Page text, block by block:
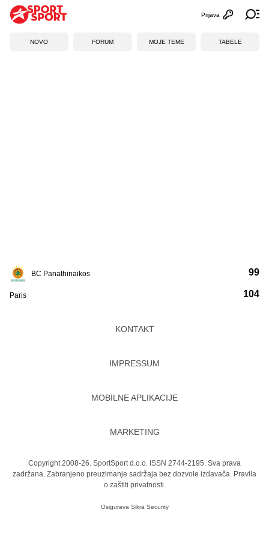
Otvori
Prijava
NOVO FORUM MOJE TEME TABELE
BC Panathinaikos
Paris
99
104
KONTAKT
IMPRESSUM
MOBILNE APLIKACIJE
MARKETING
Copyright 2008-26. SportSport d.o.o. ISSN 2744-2195. Sva prava
zadržana. Zabranjeno preuzimanje sadržaja bez dozvole izdavača. Pravila
o zaštiti privatnosti.
Osigurava Sikra Security